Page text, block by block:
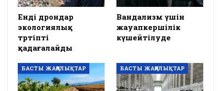
Енді дрондар
экологиялық
тәртіпті
қадағалайды
Вандализм үшін
жауапкершілік
күшейтілуде
БАСТЫ ЖАҢАЛЫҚТАР БАСТЫ ЖАҢАЛЫҚТАР